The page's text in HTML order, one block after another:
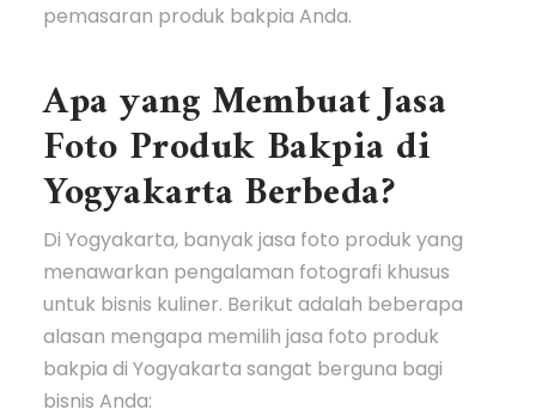
pemasaran produk bakpia Anda.
Apa yang Membuat Jasa
Foto Produk Bakpia di
Yogyakarta Berbeda?
Di Yogyakarta, banyak jasa foto produk yang
menawarkan pengalaman fotografi khusus
untuk bisnis kuliner. Berikut adalah beberapa
alasan mengapa memilih jasa foto produk
bakpia di Yogyakarta sangat berguna bagi
bisnis Anda: